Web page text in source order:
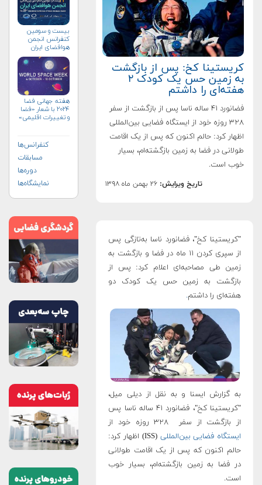
کریستینا کخ: پس از بازگشت
به زمین حس یک کودک ۲
هفته‌ای را داشتم
فضانورد ۴۱ ساله ناسا پس از بازگشت از سفر
۳۲۸ روزه خود از ایستگاه فضایی بین‌المللی
اظهار کرد: حالم اکنون که پس از یک اقامت
طولانی در فضا به زمین بازگشته‌ام، بسیار
خوب است.
تاریخ ویرایش: ۲۶ بهمن ماه ۱۳۹۸
"کریستینا کخ"، فضانورد ناسا به‌تازگی پس
از سپری کردن ۱۱ ماه در فضا و بازگشت به
زمین طی مصاحبه‌ای اعلام کرد: پس از
بازگشت به زمین حس یک کودک دو
هفته‌ای را داشتم.
به گزارش ایسنا و به نقل از دیلی میل،
"کریستینا کخ"، فضانورد ۴۱ ساله ناسا پس
از بازگشت از سفر ۳۲۸ روزه خود از
ایستگاه فضایی بین‌المللی
(ISS) اظهار کرد:
حالم اکنون که پس از یک اقامت طولانی
در فضا به زمین بازگشته‌ام، بسیار خوب
است.
بیست و سومین
کنفرانس انجمن
هوافضای ايران
هفته جهانی فضا
۲۰۲۴ با شعار «فضا
و تغییرات اقلیمی»
کنفرانس‌ها
مسابقات
دوره‌ها
نمایشگاه‌ها